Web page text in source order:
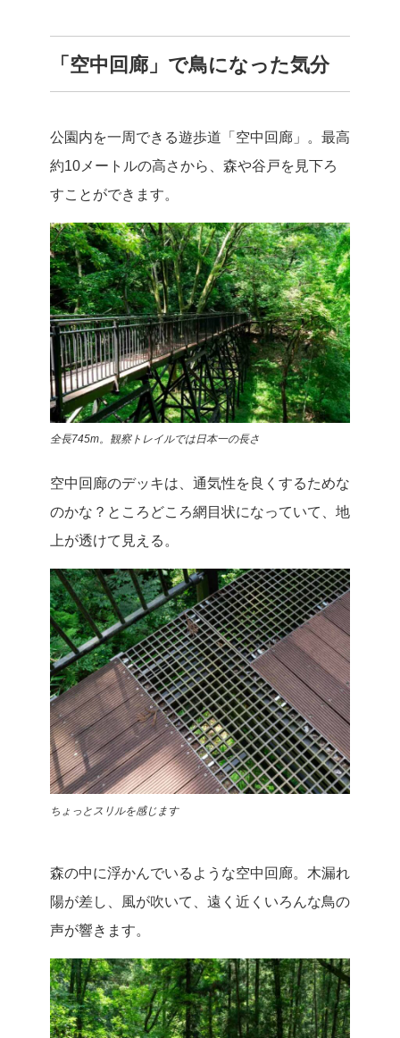
「空中回廊」で鳥になった気分
公園内を一周できる遊歩道「空中回廊」。最高
約10メートルの高さから、森や谷戸を見下ろ
すことができます。
全長745m。観察トレイルでは日本一の長さ
空中回廊のデッキは、通気性を良くするためな
のかな？ところどころ網目状になっていて、地
上が透けて見える。
ちょっとスリルを感じます
森の中に浮かんでいるような空中回廊。木漏れ
陽が差し、風が吹いて、遠く近くいろんな鳥の
声が響きます。